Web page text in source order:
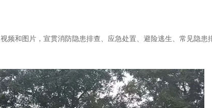
和图片，宣贯消防隐患排查、应急处置、避险逃生、常见隐患